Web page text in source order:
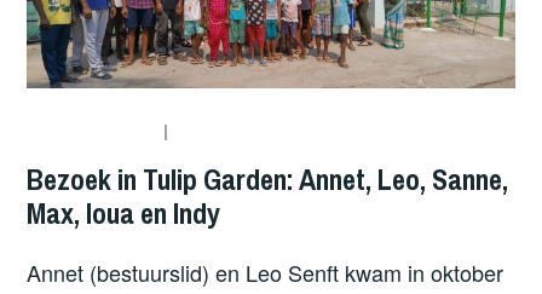
Bezoek in Tulip Garden: Annet, Leo, Sanne,
Max, loua en Indy
Annet (bestuurslid) en Leo Senft kwam in oktober